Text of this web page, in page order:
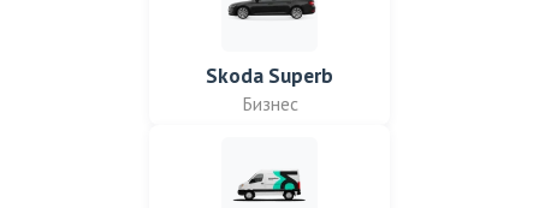
Skoda Superb
Бизнес